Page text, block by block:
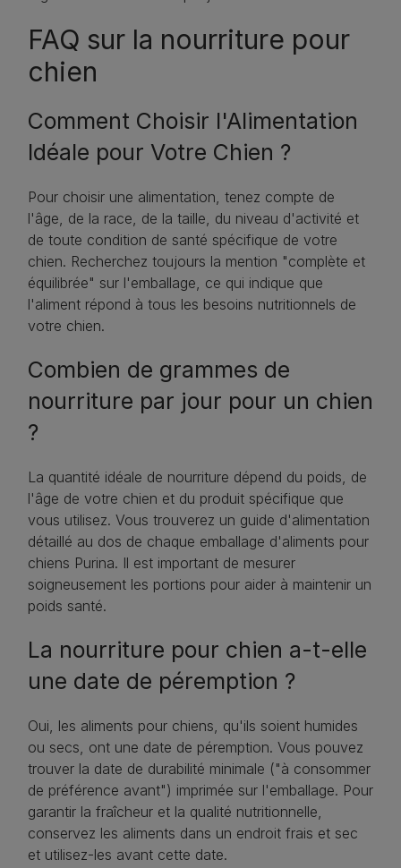
FAQ sur la nourriture pour
chien
Comment Choisir l'Alimentation
Idéale pour Votre Chien ?
Pour choisir une alimentation, tenez compte de
l'âge, de la race, de la taille, du niveau d'activité et
de toute condition de santé spécifique de votre
chien. Recherchez toujours la mention "complète et
équilibrée" sur l'emballage, ce qui indique que
l'aliment répond à tous les besoins nutritionnels de
votre chien.
Combien de grammes de
nourriture par jour pour un chien
?
La quantité idéale de nourriture dépend du poids, de
l'âge de votre chien et du produit spécifique que
vous utilisez. Vous trouverez un guide d'alimentation
détaillé au dos de chaque emballage d'aliments pour
chiens Purina. Il est important de mesurer
soigneusement les portions pour aider à maintenir un
poids santé.
La nourriture pour chien a-t-elle
une date de péremption ?
Oui, les aliments pour chiens, qu'ils soient humides
ou secs, ont une date de péremption. Vous pouvez
trouver la date de durabilité minimale ("à consommer
de préférence avant") imprimée sur l'emballage. Pour
garantir la fraîcheur et la qualité nutritionnelle,
conservez les aliments dans un endroit frais et sec
et utilisez-les avant cette date.